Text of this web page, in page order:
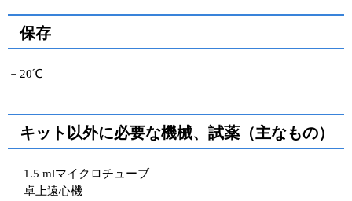
保存
－20℃
キット以外に必要な機械、試薬（主なもの）
1.5 mlマイクロチューブ
卓上遠心機